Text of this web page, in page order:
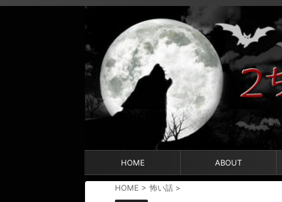
HOME ABOUT
HOME > 怖い話 >